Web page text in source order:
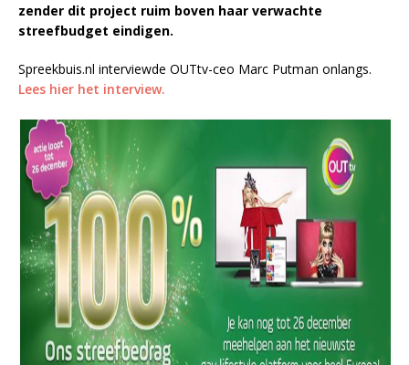
zender dit project ruim boven haar verwachte
streefbudget eindigen.
Spreekbuis.nl interviewde OUTtv-ceo Marc Putman onlangs.
Lees hier het interview.